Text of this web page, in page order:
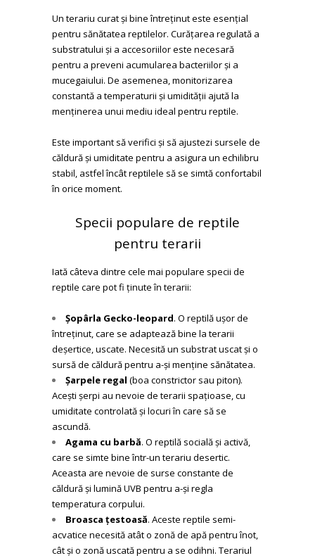
Un terariu curat și bine întreținut este esențial
pentru sănătatea reptilelor. Curățarea regulată a
substratului și a accesoriilor este necesară
pentru a preveni acumularea bacteriilor și a
mucegaiului. De asemenea, monitorizarea
constantă a temperaturii și umidității ajută la
menținerea unui mediu ideal pentru reptile.
Este important să verifici și să ajustezi sursele de
căldură și umiditate pentru a asigura un echilibru
stabil, astfel încât reptilele să se simtă confortabil
în orice moment.
Specii populare de reptile
pentru terarii
Iată câteva dintre cele mai populare specii de
reptile care pot fi ținute în terarii:
Șopârla Gecko-leopard. O reptilă ușor de
întreținut, care se adaptează bine la terarii
deșertice, uscate. Necesită un substrat uscat și o
sursă de căldură pentru a-și menține sănătatea.
Șarpele regal (boa constrictor sau piton).
Acești șerpi au nevoie de terarii spațioase, cu
umiditate controlată și locuri în care să se
ascundă.
Agama cu barbă. O reptilă socială și activă,
care se simte bine într-un terariu desertic.
Aceasta are nevoie de surse constante de
căldură și lumină UVB pentru a-și regla
temperatura corpului.
Broasca țestoasă. Aceste reptile semi-
acvatice necesită atât o zonă de apă pentru înot,
cât și o zonă uscată pentru a se odihni. Terariul